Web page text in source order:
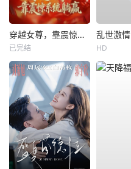
穿越女尊，靠震惊系统躺赢
已完结
乱世激情
HD